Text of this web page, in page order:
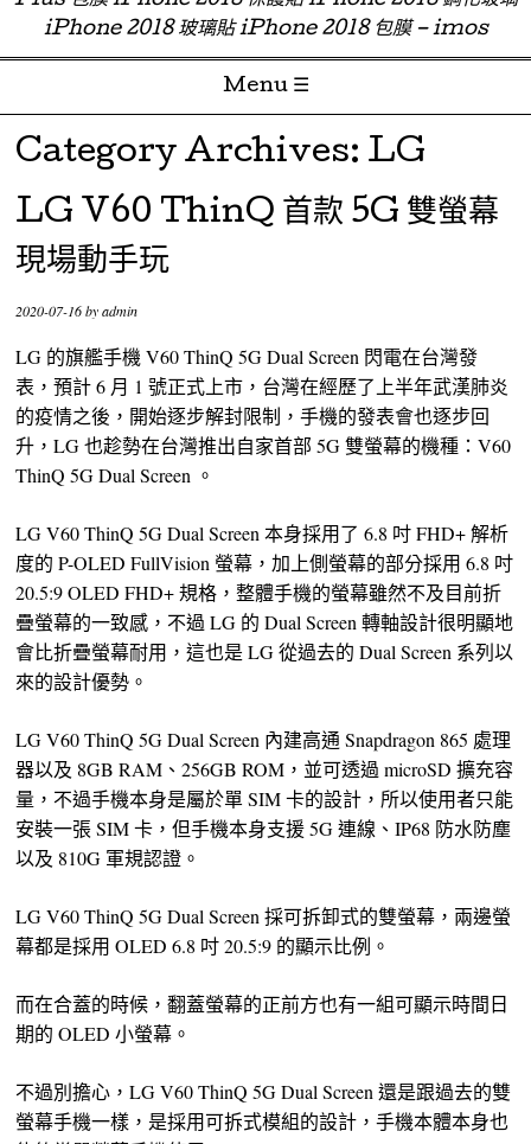
iPhone 2018 玻璃貼 iPhone 2018 包膜 – imos
Menu ☰
Skip to content
Category Archives: LG
LG V60 ThinQ 首款 5G 雙螢幕
現場動手玩
2020-07-16byadmin
LG 的旗艦手機 V60 ThinQ 5G Dual Screen 閃電在台灣發
表，預計 6 月 1 號正式上市，台灣在經歷了上半年武漢肺炎
的疫情之後，開始逐步解封限制，手機的發表會也逐步回
升，LG 也趁勢在台灣推出自家首部 5G 雙螢幕的機種：V60
ThinQ 5G Dual Screen 。
LG V60 ThinQ 5G Dual Screen 本身採用了 6.8 吋 FHD+ 解析
度的 P-OLED FullVision 螢幕，加上側螢幕的部分採用 6.8 吋
20.5:9 OLED FHD+ 規格，整體手機的螢幕雖然不及目前折
疊螢幕的一致感，不過 LG 的 Dual Screen 轉軸設計很明顯地
會比折疊螢幕耐用，這也是 LG 從過去的 Dual Screen 系列以
來的設計優勢。
LG V60 ThinQ 5G Dual Screen 內建高通 Snapdragon 865 處理
器以及 8GB RAM、256GB ROM，並可透過 microSD 擴充容
量，不過手機本身是屬於單 SIM 卡的設計，所以使用者只能
安裝一張 SIM 卡，但手機本身支援 5G 連線、IP68 防水防塵
以及 810G 軍規認證。
LG V60 ThinQ 5G Dual Screen 採可拆卸式的雙螢幕，兩邊螢
幕都是採用 OLED 6.8 吋 20.5:9 的顯示比例。
而在合蓋的時候，翻蓋螢幕的正前方也有一組可顯示時間日
期的 OLED 小螢幕。
不過別擔心，LG V60 ThinQ 5G Dual Screen 還是跟過去的雙
螢幕手機一樣，是採用可拆式模組的設計，手機本體本身也